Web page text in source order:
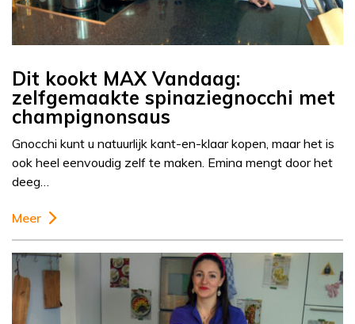
Dit kookt MAX Vandaag:
zelfgemaakte spinaziegnocchi met
champignonsaus
Gnocchi kunt u natuurlijk kant-en-klaar kopen, maar het is
ook heel eenvoudig zelf te maken. Emina mengt door het
deeg…
Meer